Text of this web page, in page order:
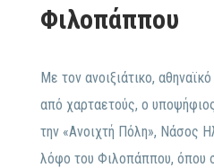
Φιλοπάππου
Με τον ανοιξιάτικο,
από χαρταετούς, ο
την «Ανοιχτή Πόλη», Νάσος
λόφο του Φιλοπάππου, όπου